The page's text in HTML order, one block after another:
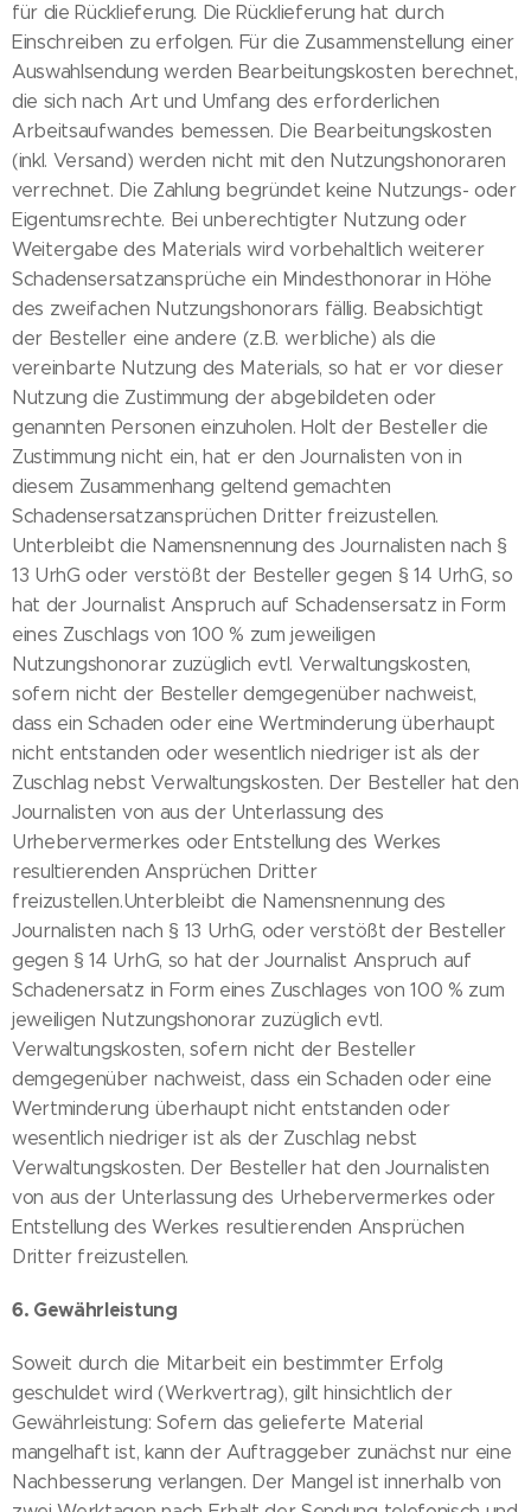
für die Rücklieferung. Die Rücklieferung hat durch
Einschreiben zu erfolgen. Für die Zusammenstellung einer
Auswahlsendung werden Bearbeitungskosten berechnet,
die sich nach Art und Umfang des erforderlichen
Arbeitsaufwandes bemessen. Die Bearbeitungskosten
(inkl. Versand) werden nicht mit den Nutzungshonoraren
verrechnet. Die Zahlung begründet keine Nutzungs- oder
Eigentumsrechte. Bei unberechtigter Nutzung oder
Weitergabe des Materials wird vorbehaltlich weiterer
Schadensersatzansprüche ein Mindesthonorar in Höhe
des zweifachen Nutzungshonorars fällig. Beabsichtigt
der Besteller eine andere (z.B. werbliche) als die
vereinbarte Nutzung des Materials, so hat er vor dieser
Nutzung die Zustimmung der abgebildeten oder
genannten Personen einzuholen. Holt der Besteller die
Zustimmung nicht ein, hat er den Journalisten von in
diesem Zusammenhang geltend gemachten
Schadensersatzansprüchen Dritter freizustellen.
Unterbleibt die Namensnennung des Journalisten nach §
13 UrhG oder verstößt der Besteller gegen § 14 UrhG, so
hat der Journalist Anspruch auf Schadensersatz in Form
eines Zuschlags von 100 % zum jeweiligen
Nutzungshonorar zuzüglich evtl. Verwaltungskosten,
sofern nicht der Besteller demgegenüber nachweist,
dass ein Schaden oder eine Wertminderung überhaupt
nicht entstanden oder wesentlich niedriger ist als der
Zuschlag nebst Verwaltungskosten. Der Besteller hat den
Journalisten von aus der Unterlassung des
Urhebervermerkes oder Entstellung des Werkes
resultierenden Ansprüchen Dritter
freizustellen.Unterbleibt die Namensnennung des
Journalisten nach § 13 UrhG, oder verstößt der Besteller
gegen § 14 UrhG, so hat der Journalist Anspruch auf
Schadenersatz in Form eines Zuschlages von 100 % zum
jeweiligen Nutzungshonorar zuzüglich evtl.
Verwaltungskosten, sofern nicht der Besteller
demgegenüber nachweist, dass ein Schaden oder eine
Wertminderung überhaupt nicht entstanden oder
wesentlich niedriger ist als der Zuschlag nebst
Verwaltungskosten. Der Besteller hat den Journalisten
von aus der Unterlassung des Urhebervermerkes oder
Entstellung des Werkes resultierenden Ansprüchen
Dritter freizustellen.
6. Gewährleistung
Soweit durch die Mitarbeit ein bestimmter Erfolg
geschuldet wird (Werkvertrag), gilt hinsichtlich der
Gewährleistung: Sofern das gelieferte Material
mangelhaft ist, kann der Auftraggeber zunächst nur eine
Nachbesserung verlangen. Der Mangel ist innerhalb von